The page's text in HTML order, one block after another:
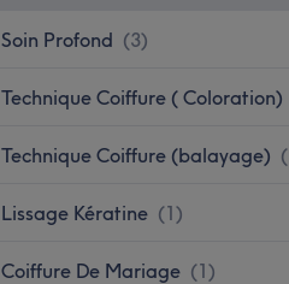
Soin Profond (3)
Technique Coiffure ( Coloration)
Technique Coiffure (balayage) (
Lissage Kératine (1)
Coiffure De Mariage (1)